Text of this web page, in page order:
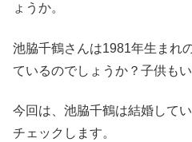
ょうか。
池脇千鶴さんは1981年生まれ
ているのでしょうか？子供も
今回は、池脇千鶴は結婚して
チェックします。